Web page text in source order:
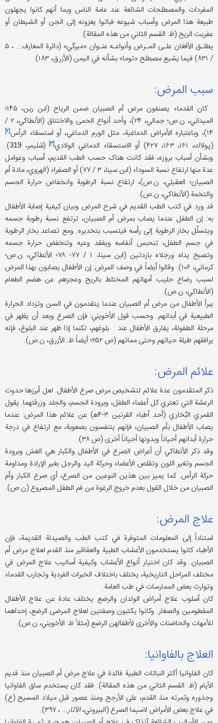
المفردات والمصطلحات الشائعة عند عامة الناس وبما أنهم کانوا یجهلون
طبیعة هذا المرض وأسباب شیوعه فباتوا یعزونه إلی الجن أو الشیطان أو
عفریت الریح (ظ: القسم الثاني من هذه المقالة).
یطلـق الأفغان علـی المـرض وأنواعـه عنـوان «ميرگي» (دائرة المعارف... ، ۵
/ ۸۳۱) فيما يشيع مصطلح «توما» بشأنه في اليمن (الأزرق، ۱۸۳).
سبب المرض:
كان القدماء یصنفون مرض أم الصبيان ضمن الرياح (ابن ربن، ۱۴۵؛
الميداني، ن.ص؛ جمالي، ۲۴)، وأحد أنواع الحمى والاختناق (الأنطاكي، ۲ /
۱۴)، وباعتباره الأمراض الدماغية، مثل الورم الدماغي، أو استسقاء
الرأس[۲]
(پولاك، ۱۶۱، ۱۶۳، ۴۲۷) أو الاستسقاء الدماغي الولادي[۳] (شليمر، 319
).
وبشأن أسباب بروزه، فقد کانت هناک حسب الطب القدیم، أسباب وعوامل
عدة منها ارتفاع نسبة السوداء (ابن سينا، ۳ / ۷۷) أو الصفراء (الهروي، مادة أم
الصبيان؛ العقیلي، ن.ص)، ارتفاع نسبة الرطوبة وانخفاض حرارة الجسم
والتخمة (الأنطاكي، ن.ص).
قد ورد في کتب الطب القدیم في شرح المرض وبيان كيفية إصابة الأطفال
به: إن الطفل عندما يصاب بمرض أم الصبيان، ترتفع نسبة رطوبة جسمه
ویتسلّل بخار الرطوبة إلی رأسه فیتسبب بتخدیره. ومع تصاعد بخار الرطوبة
في جسم الطفل، تنحبس أنفاسه ويفقد وعيه وتنخفض حرارة جسمه
وتصبح یداه ورجلاه باردتین (ابن سينا، ۱ / ۷۷- ۷۸؛ الأنطاكي، ن.ص؛
كرماني، ۱۰۶). وقالوا أیضاً في وصف المرض: إن الأطفال يصابون بهذا المرض
لسبب رضاع حلیب أمهاتهم المختلط بالريح وعجزهم عن هضم الطعام
(الأنطاكي، ن.ص).
يبرأ الأطفال من مرض أم الصبيان عندما یتقدمون في السن وتزداد الحرارة
الطبیعیة في أبدانهم. وحسب قول الأخويني: فإن الصرع وبعد أن يظهر في
مرحلة الطفولة، يفارق الأطفال عند بلوغهم، لکنما إذا ظهر عند البلوغ، فإنه
یرافقهم طیلة حیاتهم وحتی مماتهم (ص ۲۵۲؛ أيضاً ظ: الأزرق، ن.ص).
علائم المرض:
ذكر المتقدمون عدة علائم لتشخيص مرض صرع الأطفال. لعل أبرزها حدوث
الرعشة التي تعتري کل أعضاء الطفل، وبرودة الجسم، والجلد وزرقتهما. یقول
القمري البُخاري (أحد أطباء القرنين ۳-۴ه‍) عن علائم هذا المرض: عندما
يصاب الأطفال بأم الصبيان، فإنهم يتنفسون بصعوبة، مع ارتفاع في درجة
حرارة أبدانهم أحیاناً وبدونها أحیاناً أخری (ص ۳۸).
وقد ذكر الأنطاكي أن أعراض الصرع في الأطفال والكبار هي الغش وبرودة
الجسم وتغیر اللون وتقلص الأعضاء وحركة الید والرجل بغیر الإرادة ومداومة
حرکة الرأس. کما یمیز بين هذين النوعين من الصرع، أي صرع الكبار وأم
الصبيان من خلال القول بعدم خروج الرغوة من فم الطفل المصروع (ن.ص).
علاج المرض:
استناداً إلى المعلومات المتوفرة في كتب الطب والصيدلة القديمة، فإن
الأطباء كانوا يستخدمون الأعشاب الطبية والعقاقیر منذ القدم لعلاج مرض أم
الصبيان. وقد كان اختيار أنواع الأعشاب وكيفية أساليب علاج المرض في
مختلف المراحل التاریخیة، یختلف باختلاف الخبرات الفردیة وتجارب القدماء
وتوارث بعض الممارسات في طب العامة.
كان أسلوب علاج أمراض الولدان والرضع یختلف عادة عن علاج الأطفال
المفطومين والصغار. وكانوا يكتبون وصفتين لعلاج المرضی الرضع، إحداهما
للأمهات والحاضنات والأخرى لأطفالهن الرضع (مثلاً ظ: الأخويني، ن.ص).
العلاج بالفاوانيا:
كان الفاوانيا أكثر النباتات الطبية فائدة في علاج مرض أم الصبيان منذ قدیم
الأیام (ظ: القسم الثاني من هذه المقالة). فقد كان یستخدم ساق الفاوانيا
وجذوره وثمرته منذ القدم، علی الأرجح ومنذ عصور قبل میلاد المسيح (ع)
في علاج بعض الأمراض لاسیما الصرع (البيروني،الآثار... ، ۳۹۷).